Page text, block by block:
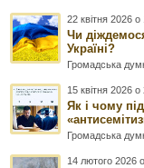
22 квітня 2026 о
Чи
Україні?
Громадська
15 квітня 2026 о
Як і чому
Громадська
14 лютого 2026